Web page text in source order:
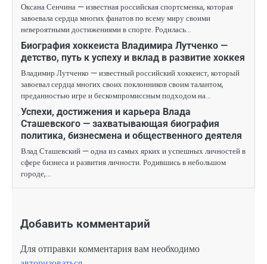
Оксана Сенчина — известная российская спортсменка, которая
завоевала сердца многих фанатов по всему миру своими
невероятными достижениями в спорте. Родилась…
Биография хоккеиста Владимира Лутченко —
детство, путь к успеху и вклад в развитие хоккея
Владимир Лутченко — известный российский хоккеист, который
завоевал сердца многих своих поклонников своим талантом,
преданностью игре и бескомпромиссным подходом на…
Успехи, достижения и карьера Влада
Сташевского — захватывающая биография
политика, бизнесмена и общественного деятеля
Влад Сташевский — одна из самых ярких и успешных личностей в
сфере бизнеса и развития личности. Родившись в небольшом
городе,…
Добавить комментарий
Для отправки комментария вам необходимо